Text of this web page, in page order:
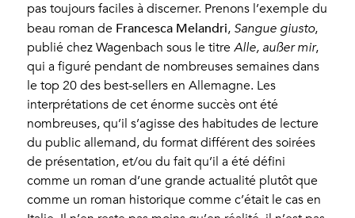
pas toujours faciles à discerner. Prenons l’exemple du
beau roman de Francesca Melandri, Sangue giusto,
publié chez Wagenbach sous le titreAlle, außer mir,
qui a figuré pendant de nombreuses semaines dans
le top 20 des best-sellers en Allemagne. Les
interprétations de cet énorme succès ont été
nombreuses, qu’il s’agisse des habitudes de lecture
du public allemand, du format différent des soirées
de présentation, et/ou du fait qu’il a été défini
comme un roman d’une grande actualité plutôt que
comme un roman historique comme c’était le cas en